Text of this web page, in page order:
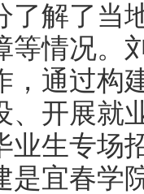
了解了当
等情况。
，通过构
、开展就
业生专场
是宜春学